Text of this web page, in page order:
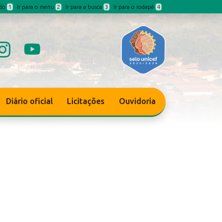
1 Ir para o menu 2 Ir para a busca 3 Ir para o rodapé 4
Diário oficial Licitações Ouvidoria